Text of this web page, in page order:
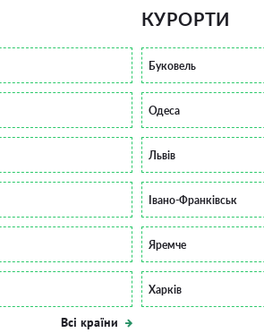
Всі країни
КУРОРТИ
Буковель
Одеса
Львів
Івано-Франківськ
Яремче
Харків